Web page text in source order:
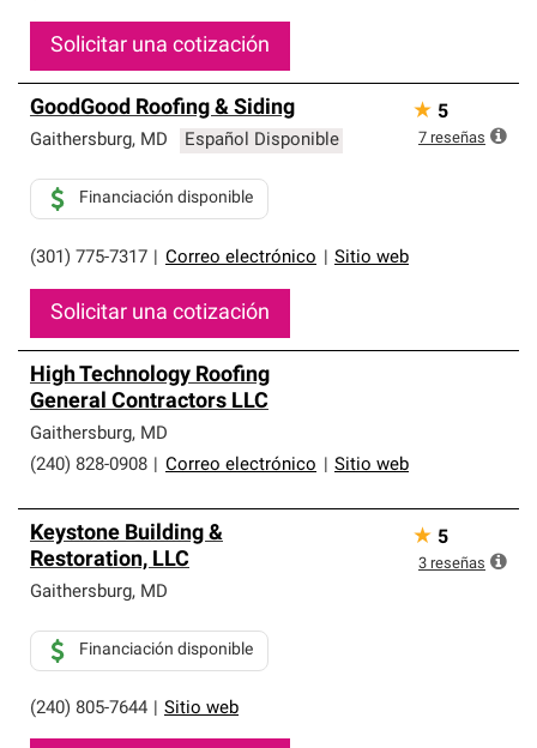
Solicitar una cotización
GoodGood Roofing & Siding
Gaithersburg, MD Español Disponible
(301) 775-7317 Correo electrónico Sitio web
Financiación disponible
Solicitar una cotización
★ 5
7 reseñas
High Technology Roofing
General Contractors LLC
Gaithersburg, MD
(240) 828-0908
Correo electrónico Sitio web
Keystone Building &
Restoration, LLC
Gaithersburg, MD
(240) 805-7644 Sitio web
Financiación disponible
★ 5
3 reseñas